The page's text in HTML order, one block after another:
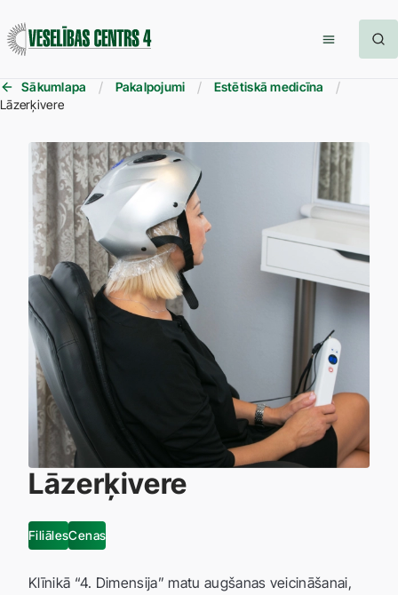
Sākumlapa Pakalpojumi
Estētiskā medicīna
Lāzerķivere
Lāzerķivere
FiliālesCenas
Klīnikā “4. Dimensija” matu augšanas veicināšanai,